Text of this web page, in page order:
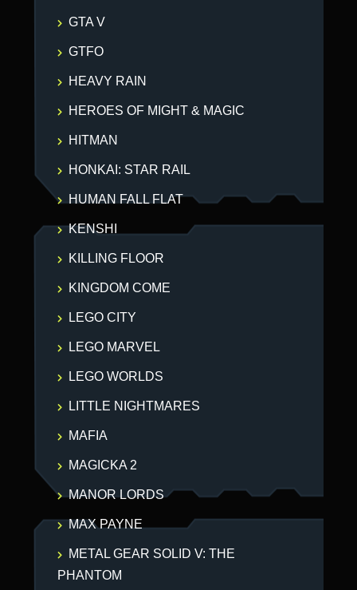
GTA V
GTFO
HEAVY RAIN
HEROES OF MIGHT & MAGIC
HITMAN
HONKAI: STAR RAIL
HUMAN FALL FLAT
KENSHI
KILLING FLOOR
KINGDOM COME
LEGO CITY
LEGO MARVEL
LEGO WORLDS
LITTLE NIGHTMARES
MAFIA
MAGICKA 2
MANOR LORDS
MAX PAYNE
METAL GEAR SOLID V: THE
PHANTOM